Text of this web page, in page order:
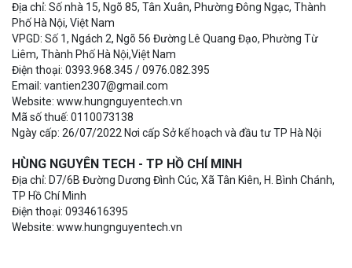
Địa chỉ: Số nhà 15, Ngõ 85, Tân Xuân, Phường Đông Ngạc, Thành
Phố Hà Nội, Việt Nam
VPGD: Số 1, Ngách 2, Ngõ 56 Đường Lê Quang Đạo, Phường Từ
Liêm, Thành Phố Hà Nội,Việt Nam
Điện thoại: 0393.968.345 / 0976.082.395
Email: vantien2307@gmail.com
Website: www.hungnguyentech.vn
Mã số thuế: 0110073138
Ngày cấp: 26/07/2022 Nơi cấp Sở kế hoạch và đầu tư TP Hà Nội
HÙNG NGUYÊN TECH - TP HỒ CHÍ MINH
Địa chỉ: D7/6B Đường Dương Đình Cúc, Xã Tân Kiên, H. Bình Chánh,
TP Hồ Chí Minh
Điện thoại: 0934616395
Website: www.hungnguyentech.vn